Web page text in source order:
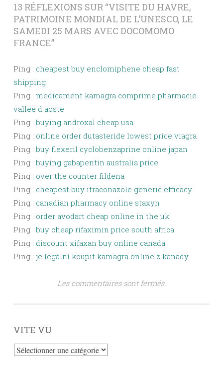
13 RÉFLEXIONS SUR “VISITE DU HAVRE,
PATRIMOINE MONDIAL DE L’UNESCO, LE
SAMEDI 25 MARS AVEC DOCOMOMO
FRANCE”
Ping : cheapest buy enclomiphene cheap fast
shipping
Ping : medicament kamagra comprime pharmacie
vallee d aoste
Ping : buying androxal cheap usa
Ping : online order dutasteride lowest price viagra
Ping : buy flexeril cyclobenzaprine online japan
Ping : buying gabapentin australia price
Ping : over the counter fildena
Ping : cheapest buy itraconazole generic efficacy
Ping : canadian pharmacy online staxyn
Ping : order avodart cheap online in the uk
Ping : buy cheap rifaximin price south africa
Ping : discount xifaxan buy online canada
Ping : je legální koupit kamagra online z kanady
Les commentaires sont fermés.
VITE VU
Vite